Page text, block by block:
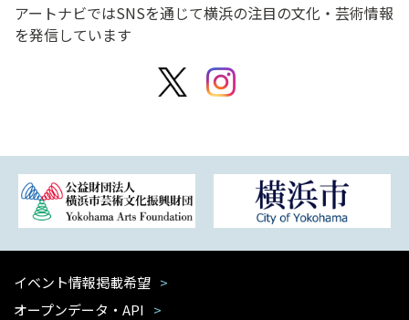
アートナビではSNSを通じて横浜の注目の文化・芸術情報
を発信しています
イベント情報掲載希望
オープンデータ・API